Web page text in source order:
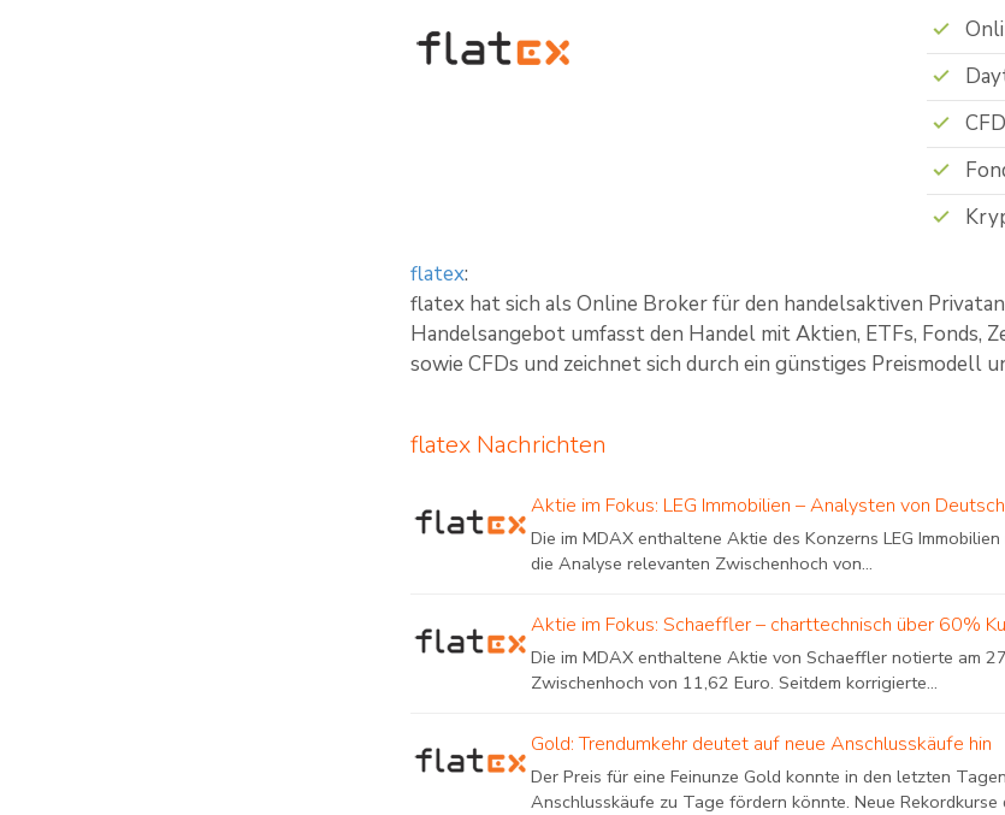
flatex:
flatex hat sich als Online Broker für den handelsaktiven
Handelsangebot umfasst den Handel mit Aktien, ETFs, Fonds,
sowie CFDs und zeichnet sich durch ein günstiges Preismodell
flatex Nachrichten
Aktie im Fokus: LEG Immobilien – Analysten von
Die im MDAX enthaltene Aktie des Konzerns LEG
die Analyse relevanten Zwischenhoch von...
Aktie im Fokus: Schaeffler – charttechnisch über 60%
Die im MDAX enthaltene Aktie von Schaeffler notierte am
Zwischenhoch von 11,62 Euro. Seitdem korrigierte...
Gold: Trendumkehr deutet auf neue Anschlusskäufe hin
Der Preis für eine Feinunze Gold konnte in den letzten
Anschlusskäufe zu Tage fördern könnte. Neue Rekordkurse